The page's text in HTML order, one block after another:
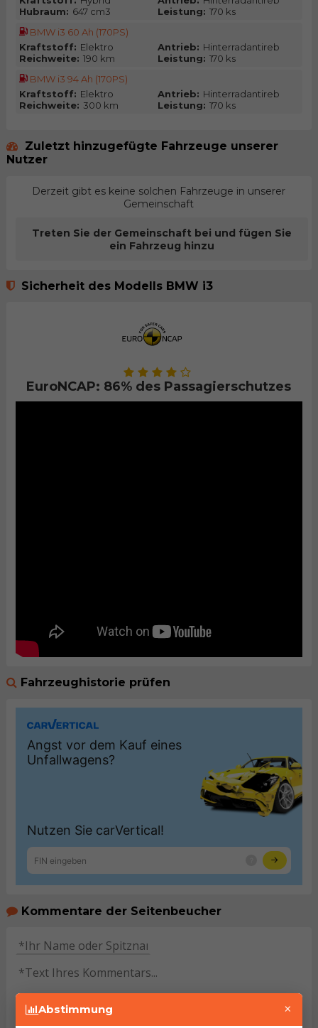
Hubraum: 647 cm3 Leistung: 170 ks
BMW i3 60 Ah (170PS)
Kraftstoff: Elektro Antrieb: Hinterradantireb
Reichweite: 190 km Leistung: 170 ks
BMW i3 94 Ah (170PS)
Kraftstoff: Elektro Antrieb: Hinterradantireb
Reichweite: 300 km Leistung: 170 ks
Zuletzt hinzugefügte Fahrzeuge unserer
Nutzer
Derzeit gibt es keine solchen Fahrzeuge in unserer
Gemeinschaft
Treten Sie der Gemeinschaft bei und fügen Sie
ein Fahrzeug hinzu
Sicherheit des Modells BMW i3
EuroNCAP: 86% des Passagierschutzes
Fahrzeughistorie prüfen
Kommentare der Seitenbeucher
Abstimmung ×